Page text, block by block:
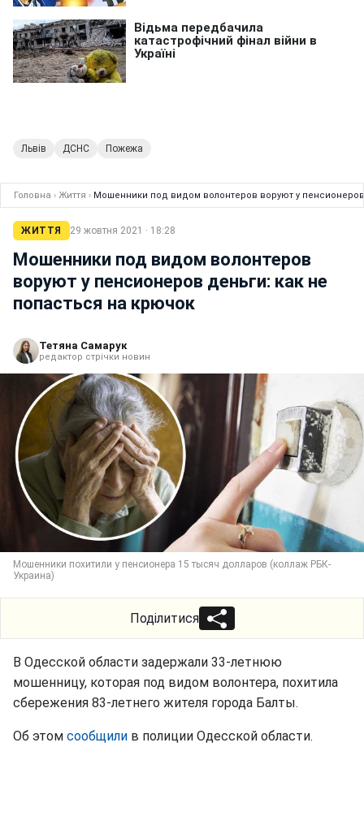
Львів ДСНС Пожежа
Головна › Життя › Мошенники под видом волонтеров воруют у
ЖИТТЯ 29 жовтня 2021 · 18:28
Мошенники под видом волонтеров
воруют у пенсионеров деньги: как не
попасться на крючок
Тетяна Самарук
редактор стрічки новин
Мошенники похитили у пенсионера 15 тысяч долларов (коллаж РБК-
Украина)
Поділитися
В Одесской области задержали 33-летнюю
мошенницу, которая под видом волонтера, похитила
сбережения 83-летнего жителя города Балты.
Об этом сообщили в полиции Одесской области.